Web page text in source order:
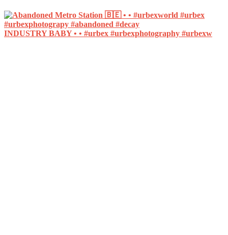
INDUSTRY BABY • • #urbex #urbexphotography #urbexw